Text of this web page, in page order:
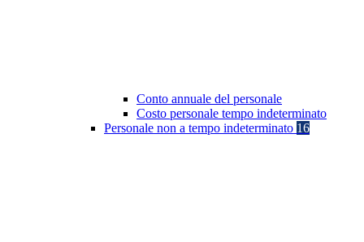
Conto annuale del personale
Costo personale tempo indeterminato
Personale non a tempo indeterminato 16